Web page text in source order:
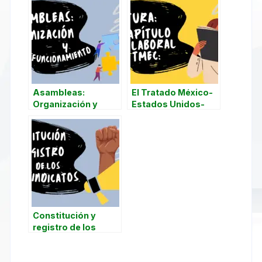
Asambleas:
Organización y
El Tratado México-
Estados Unidos-
Constitución y
registro de los